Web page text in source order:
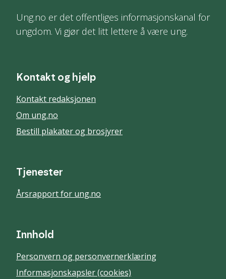
Ung.no er det offentliges informasjonskanal for
ungdom. Vi gjør det litt lettere å være ung.
Kontakt og hjelp
Kontakt redaksjonen
Om ung.no
Bestill plakater og brosjyrer
Tjenester
Årsrapport for ung.no
Innhold
Personvern og personvernerklæring
Informasjonskapsler (cookies)